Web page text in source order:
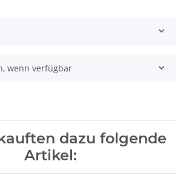
wenn verfügbar
dazu folgende
Artikel: